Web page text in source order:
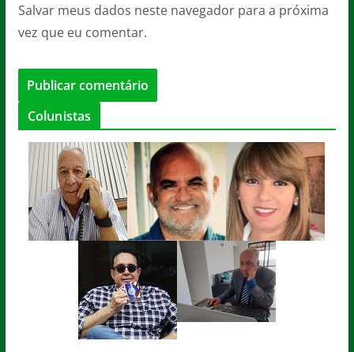
Salvar meus dados neste navegador para a próxima
vez que eu comentar.
Colunistas